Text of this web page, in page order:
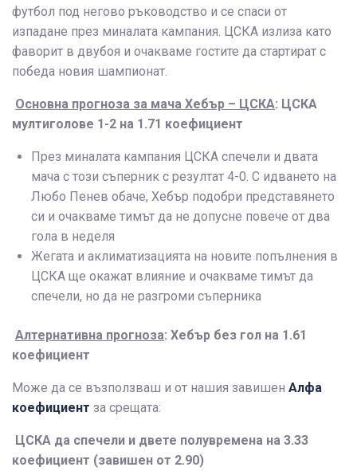
футбол под негово ръководство и се спаси от
изпадане през миналата кампания. ЦСКА излиза като
фаворит в двубоя и очакваме гостите да стартират с
победа новия шампионат.
Основна прогноза за мача Хебър – ЦСКА: ЦСКА
мултиголове 1-2 на 1.71 коефициент
През миналата кампания ЦСКА спечели и двата
мача с този съперник с резултат 4-0. С идването на
Любо Пенев обаче, Хебър подобри представянето
си и очакваме тимът да не допусне повече от два
гола в неделя
Жегата и аклиматизацията на новите попълнения в
ЦСКА ще окажат влияние и очакваме тимът да
спечели, но да не разгроми съперника
Алтернативна прогноза: Хебър без гол на 1.61
коефициент
Може да се възползваш и от нашия завишен Алфа
коефициент за срещата:
ЦСКА да спечели и двете полувремена на 3.33
коефициент (завишен от 2.90)